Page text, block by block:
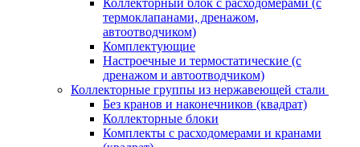
Коллекторный блок с расходомерами (с
термоклапанами, дренажом,
автоотводчиком)
Комплектующие
Настроечные и термостатические (с
дренажом и автоотводчиком)
Коллекторные группы из нержавеющей стали
Без кранов и наконечников (квадрат)
Коллекторные блоки
Комплекты с расходомерами и кранами